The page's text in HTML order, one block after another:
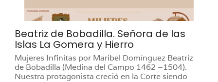
Beatriz de Bobadilla. Señora de las
Islas La Gomera y Hierro
Mujeres Infinitas por Maribel Domínguez Beatriz
de Bobadilla (Medina del Campo 1462 –1504).
Nuestra protagonista creció en la Corte siendo